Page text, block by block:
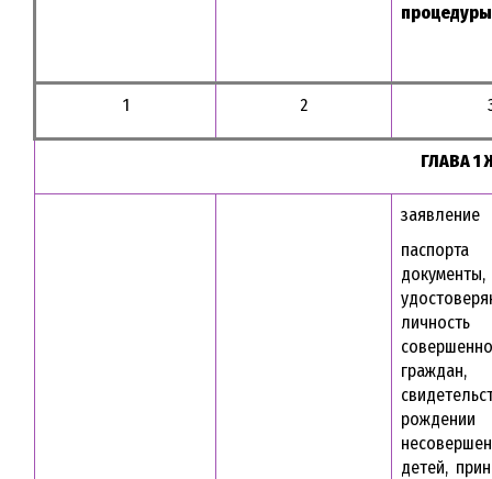
процедуры
1 2
ГЛАВА
заявление
документы,
граждан,
рождении
детей,